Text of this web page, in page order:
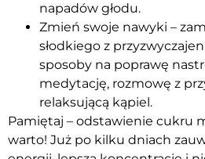
napadów głodu.
Zmień swoje nawyki –
słodkiego z
sposoby na poprawę
medytację, rozmowę z
relaksującą kąpiel.
Pamiętaj – odstawienie cukru
warto! Już po kilku dniach